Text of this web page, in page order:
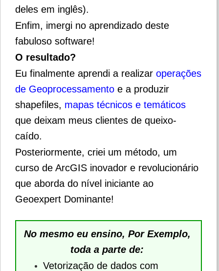
deles em inglês).
Enfim, imergi no aprendizado deste
fabuloso software!
O resultado?
Eu finalmente aprendi a realizar operações
de Geoprocessamento e a produzir
shapefiles, mapas técnicos e temáticos
que deixam meus clientes de queixo-
caído.
Posteriormente, criei um método, um
curso de ArcGIS inovador e revolucionário
que aborda do nível iniciante ao
Geoexpert Dominante!
No mesmo eu ensino, Por Exemplo,
toda a parte de:
Vetorização de dados com